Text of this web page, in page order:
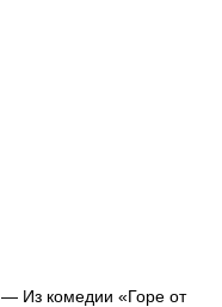
— Из комедии «Горе от